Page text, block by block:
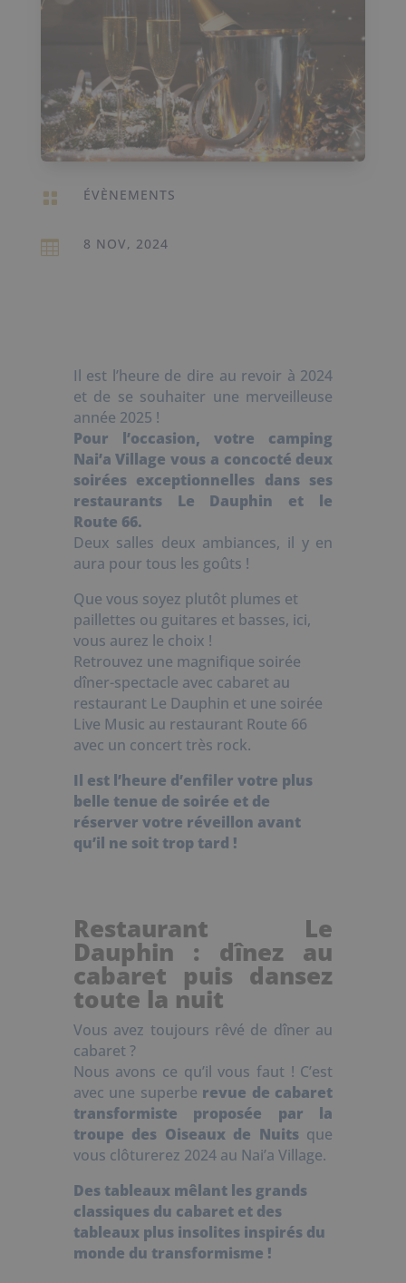
 ÉVÈNEMENTS
 8 NOV, 2024
Il est l’heure de dire au revoir à 2024
et de se souhaiter une merveilleuse
année 2025 !
Pour l’occasion, votre camping
Nai’a Village vous a concocté deux
soirées exceptionnelles dans ses
restaurants Le Dauphin et le
Route 66.
Deux salles deux ambiances, il y en
aura pour tous les goûts !
Que vous soyez plutôt plumes et
paillettes ou guitares et basses, ici,
vous aurez le choix !
Retrouvez une magnifique soirée
dîner-spectacle avec cabaret au
restaurant Le Dauphin et une soirée
Live Music au restaurant Route 66
avec un concert très rock.
Il est l’heure d’enfiler votre plus
belle tenue de soirée et de
réserver votre réveillon avant
qu’il ne soit trop tard !
Restaurant Le
Dauphin : dînez au
cabaret puis dansez
toute la nuit
Vous avez toujours rêvé de dîner au
cabaret ?
Nous avons ce qu’il vous faut ! C’est
avec une superbe revue de cabaret
transformiste proposée par la
troupe des Oiseaux de Nuitsque
vous clôturerez 2024 au Nai’a Village.
Des tableaux mêlant les grands
classiques du cabaret et des
tableaux plus insolites inspirés du
monde du transformisme !